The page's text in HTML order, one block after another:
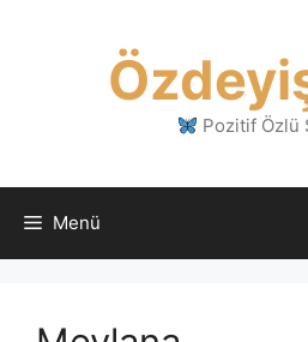
Pozitif Özlü
Menü